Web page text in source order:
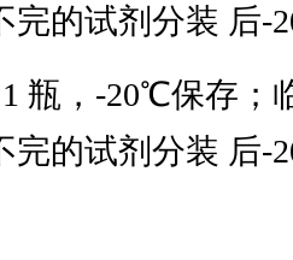
完的试剂分装 后
瓶，-20℃保存；
完的试剂分装 后